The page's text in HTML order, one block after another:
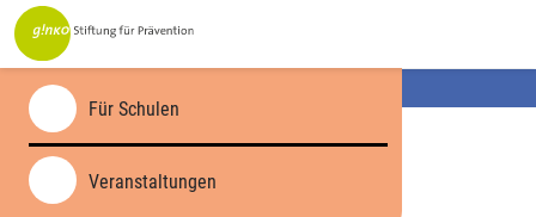
Services:
Für Schulen
Veranstaltungen